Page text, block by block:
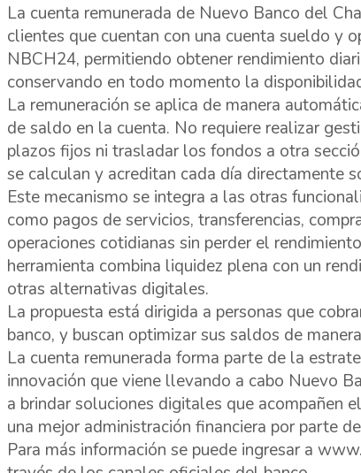
La cuenta remunerada de Nuevo Banco del
clientes que cuentan con una cuenta sueldo y
NBCH24, permitiendo obtener rendimiento
conservando en todo momento la
La remuneración se aplica de manera
de saldo en la cuenta. No requiere realizar
plazos fijos ni trasladar los fondos a otra
se calculan y acreditan cada día directamente
Este mecanismo se integra a las otras
como pagos de servicios, transferencias,
operaciones cotidianas sin perder el
herramienta combina liquidez plena con un
otras alternativas digitales.
La propuesta está dirigida a personas que
banco, y buscan optimizar sus saldos de
La cuenta remunerada forma parte de la
innovación que viene llevando a cabo Nuevo
a brindar soluciones digitales que acompañen
una mejor administración financiera por parte
Para más información se puede ingresar a